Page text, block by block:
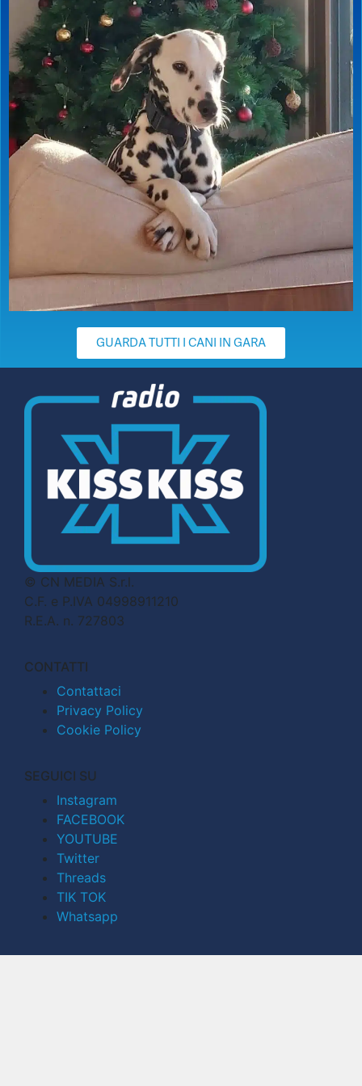
GUARDA TUTTI I CANI IN GARA
© CN MEDIA S.r.l.
C.F. e P.IVA 04998911210
R.E.A. n. 727803
CONTATTI
Contattaci
Privacy Policy
Cookie Policy
SEGUICI SU
Instagram
FACEBOOK
YOUTUBE
Twitter
Threads
TIK TOK
Whatsapp